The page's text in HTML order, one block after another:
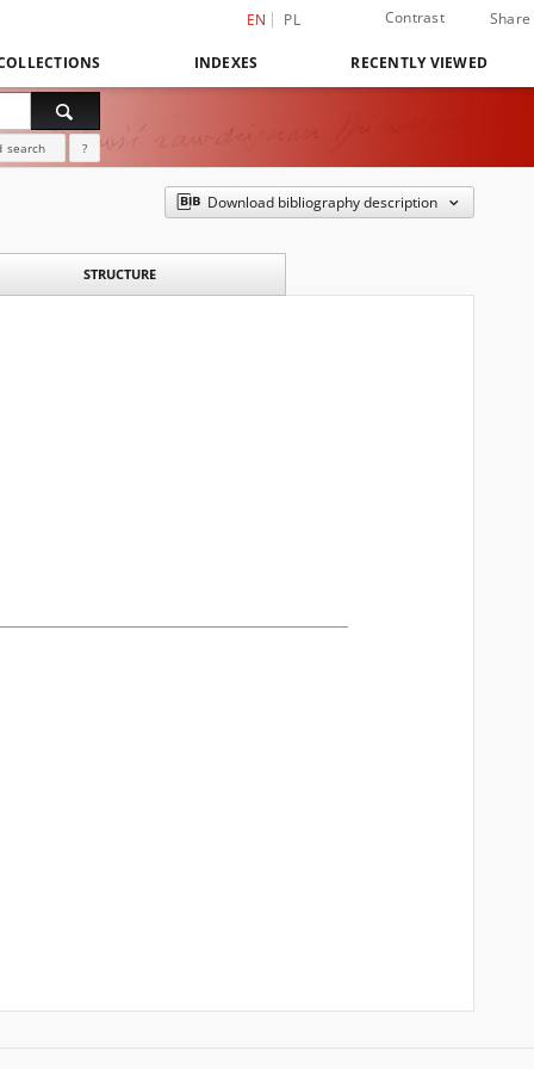
EN PL Contrast Share
INDEXES RECENTLY VIEWED
search ?
Download bibliography description
STRUCTURE